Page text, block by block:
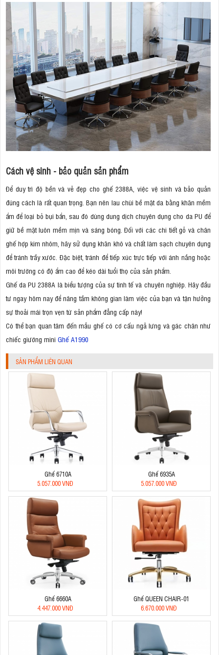
Cách vệ sinh - bảo quản sản phẩm
Để duy trì độ bền và vẻ đẹp cho ghế 2388A, việc vệ sinh và bảo quản
đúng cách là rất quan trọng. Bạn nên lau chùi bề mặt da bằng khăn mềm
ẩm để loại bỏ bụi bẩn, sau đó dùng dung dịch chuyên dụng cho da PU để
giữ bề mặt luôn mềm mịn và sáng bóng. Đối với các chi tiết gỗ và chân
ghế hợp kim nhôm, hãy sử dụng khăn khô và chất làm sạch chuyên dụng
để tránh trầy xước. Đặc biệt, tránh để tiếp xúc trực tiếp với ánh nắng hoặc
môi trường có độ ẩm cao để kéo dài tuổi thọ của sản phẩm.
Ghế da PU 2388A là biểu tượng của sự tinh tế và chuyên nghiệp. Hãy đầu
tư ngay hôm nay để nâng tầm không gian làm việc của bạn và tận hưởng
sự thoải mái trọn vẹn từ sản phẩm đẳng cấp này!
Có thể bạn quan tâm đến mẫu ghế có cơ cấu ngả lưng và gác chân như
chiếc giường mini Ghế A1990
SẢN PHẨM LIÊN QUAN
Ghế 6710A
5.057.000 VNĐ
Ghế 6935A
5.057.000 VNĐ
Ghế 6660A
4.447.000 VNĐ
Ghế QUEEN CHAIR-01
6.670.000 VNĐ